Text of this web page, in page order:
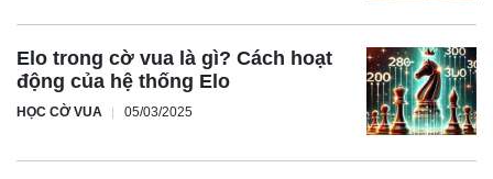
Elo trong cờ vua là gì? Cách hoạt
động của hệ thống Elo
HỌC CỜ VUA 05/03/2025